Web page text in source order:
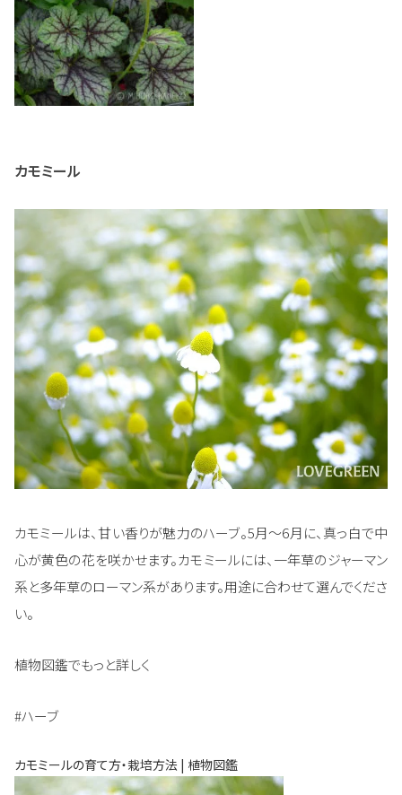
カモミール
カモミールは、甘い香りが魅力のハーブ。5月～6月に、真っ白で中
心が黄色の花を咲かせます。カモミールには、一年草のジャーマン
系と多年草のローマン系があります。用途に合わせて選んでくださ
い。
植物図鑑でもっと詳しく
#ハーブ
カモミールの育て方・栽培方法 | 植物図鑑